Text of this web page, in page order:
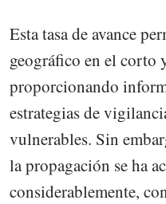
Esta tasa de avance
geográfico en el corto
proporcionando
estrategias de
vulnerables. Sin
la propagación se ha
considerablemente,